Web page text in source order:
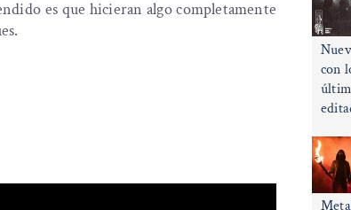
es que hicieran algo completamente
con